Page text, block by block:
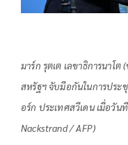
มาร์ก รุตเต เลขาธิการนาโต
สหรัฐฯ จับมือกันในการประ
อร์ก ประเทศสวีเดน เมื่อวั
Nackstrand / AFP)